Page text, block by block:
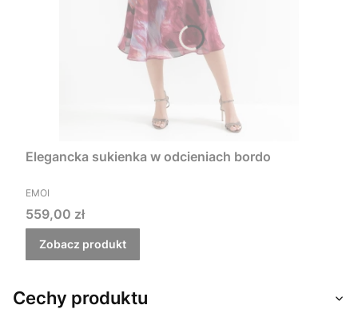
Elegancka sukienka w odcieniach bordo
PRODUCENT
EMOI
Cena
559,00 zł
Zobacz produkt
Cechy produktu